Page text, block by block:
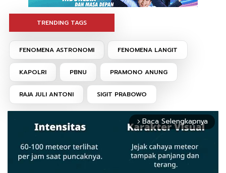
TRENDING TAGS
FENOMENA ASTRONOMI FENOMENA LANGIT
KAPOLRI PBNU PRAMONO ANUNG
RAJA JULI ANTONI SIGIT PRABOWO
arrow_forward_ios Baca Selengkapnya